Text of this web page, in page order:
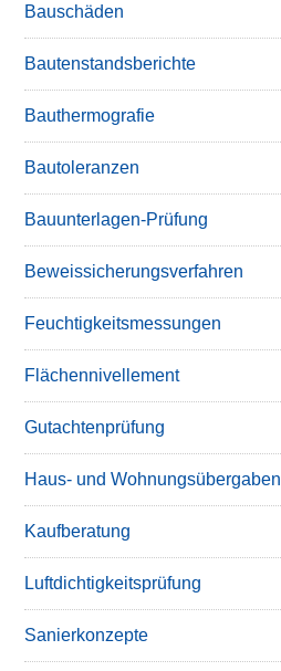
Bauschäden
Bautenstandsberichte
Bauthermografie
Bautoleranzen
Bauunterlagen-Prüfung
Beweissicherungsverfahren
Feuchtigkeitsmessungen
Flächennivellement
Gutachtenprüfung
Haus- und Wohnungsübergaben
Kaufberatung
Luftdichtigkeitsprüfung
Sanierkonzepte